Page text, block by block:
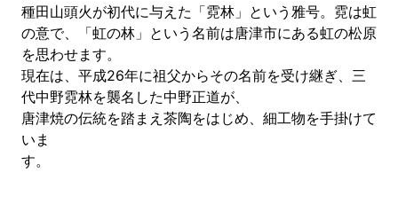
種田山頭火が初代に与えた「霓林」という雅号。霓は虹
の意で、「虹の林」という名前は唐津市にある虹の松原
を思わせます。
現在は、平成26年に祖父からその名前を受け継ぎ、三
代中野霓林を襲名した中野正道が、
唐津焼の伝統を踏まえ茶陶をはじめ、細工物を手掛けて
いま